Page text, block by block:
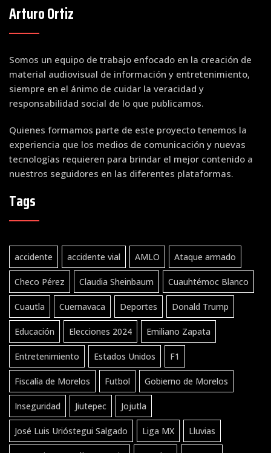
Arturo Ortiz
Somos un equipo de trabajo enfocado en la creación de
material audiovisual de información y entretenimiento,
siempre en el ánimo de cuidar la veracidad y
responsabilidad social de lo que publicamos.
Quienes formamos parte de este proyecto tenemos la
experiencia que los medios de comunicación y nuevas
tecnologías requieren para brindar el mejor contenido a
nuestros seguidores en las diferentes plataformas.
Tags
accidente accidente vial AMLO Ataque armado
Checo Pérez Claudia Sheinbaum Cuauhtémoc Blanco
Cuautla Cuernavaca Deportes Donald Trump
Educación Elecciones 2024 Emiliano Zapata
Entretenimiento Estados Unidos F1
Fiscalía de Morelos Futbol Gobierno de Morelos
Inseguridad Jiutepec Jojutla
José Luis Urióstegui Salgado Liga MX Lluvias